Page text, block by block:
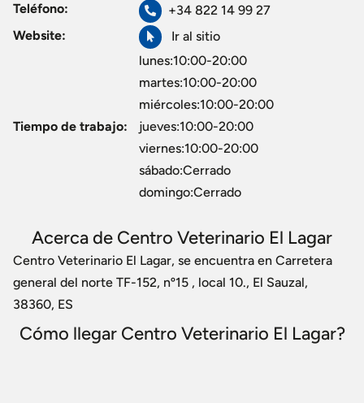
Teléfono:
+34 822 14 99 27
Website:
Ir al sitio
Tiempo de trabajo:
lunes:10:00-20:00
martes:10:00-20:00
miércoles:10:00-20:00
jueves:10:00-20:00
viernes:10:00-20:00
sábado:Cerrado
domingo:Cerrado
Acerca de Centro Veterinario El Lagar
Centro Veterinario El Lagar, se encuentra en Carretera
general del norte TF-152, nº15 , local 10., El Sauzal,
38360, ES
Cómo llegar Centro Veterinario El Lagar?